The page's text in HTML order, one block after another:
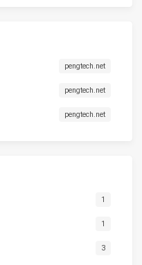
pengtech.net
pengtech.net
pengtech.net
1
1
3